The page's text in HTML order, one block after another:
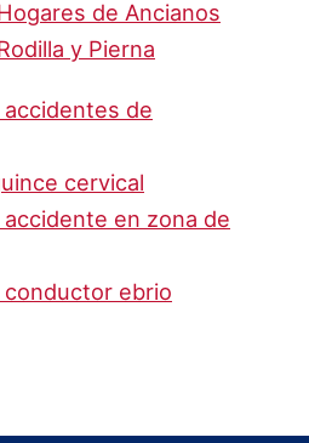
de Ancianos
y Pierna
de
cervical
en zona de
ebrio